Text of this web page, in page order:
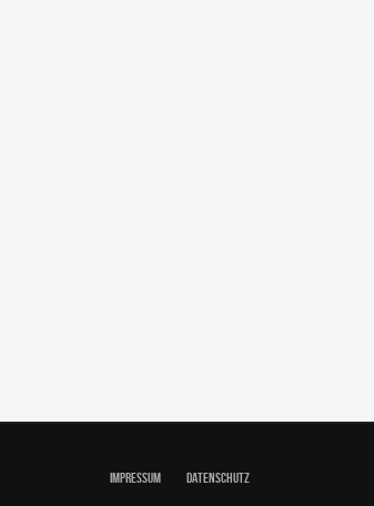
IMPRESSUM DATENSCHUTZ